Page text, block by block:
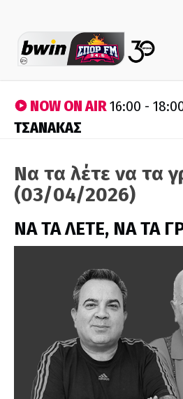
NOW ON AIR16:00 -
ΤΣΑΝΑΚΑΣ
Να τα λέτε να τα
(03/04/2026)
ΝΑ ΤΑ ΛΕΤΕ, ΝΑ ΤΑ